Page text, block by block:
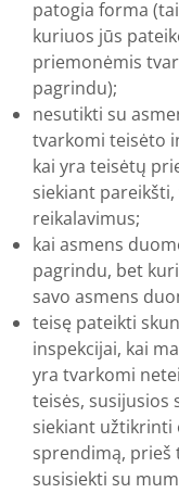
patogia forma
kuriuos jūs
priemonėmis
pagrindu);
nesutikti su
tvarkomi teisėto
kai yra teisėtų
siekiant
reikalavimus;
kai asmens
pagrindu, bet
savo asmens
teisę pateikti
inspekcijai, kai
yra tvarkomi
teisės, susijusios
siekiant užtikrinti
sprendimą, prieš
susisiekti su